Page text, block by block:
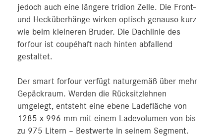
jedoch auch eine längere tridion Zelle. Die Front-
und Hecküberhänge wirken optisch genauso kurz
wie beim kleineren Bruder. Die Dachlinie des
forfour ist coupéhaft nach hinten abfallend
gestaltet.
Der smart forfour verfügt naturgemäß über mehr
Gepäckraum. Werden die Rücksitzlehnen
umgelegt, entsteht eine ebene Ladefläche von
1285 x 996 mm mit einem Ladevolumen von bis
zu 975 Litern – Bestwerte in seinem Segment.